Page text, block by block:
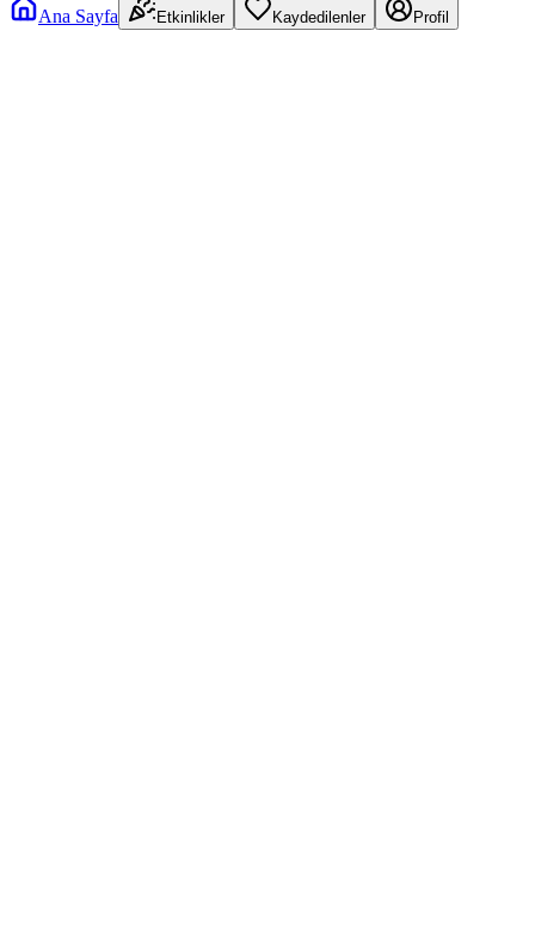
Ana Sayfa Etkinlikler Kaydedilenler Profil